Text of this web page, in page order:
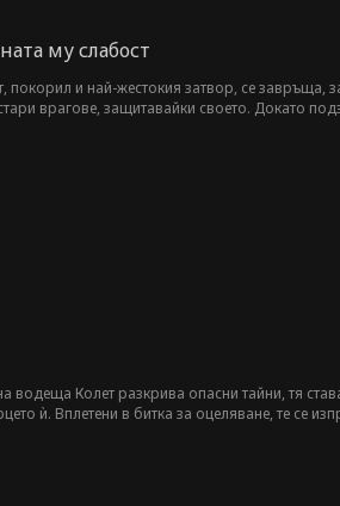
му слабост
покорил и най-жестокия затвор, се
врагове, защитавайки своето. Докато
водеща Колет разкрива опасни тайни, тя
ѝ. Вплетени в битка за оцеляване, те се